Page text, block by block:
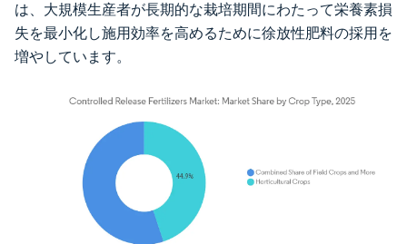
は、大規模生産者が長期的な栽培期間にわたって栄養素損
失を最小化し施用効率を高めるために徐放性肥料の採用を
増やしています。